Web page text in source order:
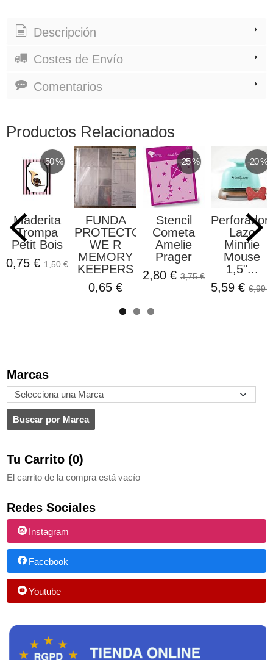
Marcas
Tu Carrito (0)
El carrito de la compra está vacío
Redes Sociales
Instagram
Facebook
Youtube
Descripción
Costes de Envío
Comentarios
Productos Relacionados
-50 %
Maderita
Trompa
Petit Bois
0,75 € 1,50 €
FUNDA
PROTECTORA
WE R
MEMORY
KEEPERS
0,65 €
-25 %
Stencil
Cometa
Amelie
Prager
2,80 € 3,75 €
-20 %
Lazo
Minnie
Mouse
1,5"...
5,59 € 6,99 €